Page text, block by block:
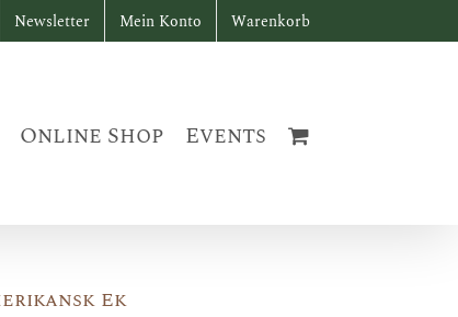
Newsletter Mein Konto Warenkorb
Online Shop Events
Ek